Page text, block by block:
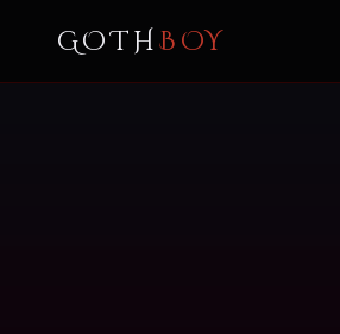
GOTHBOY